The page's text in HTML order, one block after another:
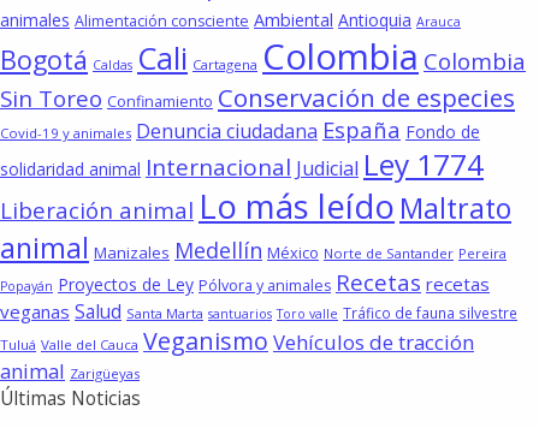
animales Alimentación consciente Ambiental Antioquia Arauca
Bogotá Caldas Cali Cartagena Colombia Colombia
Sin Toreo Confinamiento Conservación de especies
Covid-19 y animales Denuncia ciudadana España Fondo de
solidaridad animal Internacional Judicial Ley 1774
Liberación animal Lo más leído Maltrato
animal Manizales Medellín México Norte de Santander Pereira
Popayán Proyectos de Ley Pólvora y animales Recetas recetas
veganas Salud Santa Marta santuarios Toro valle Tráfico de fauna silvestre
Tuluá Valle del Cauca Veganismo Vehículos de tracción
animal Zarigüeyas
Últimas Noticias